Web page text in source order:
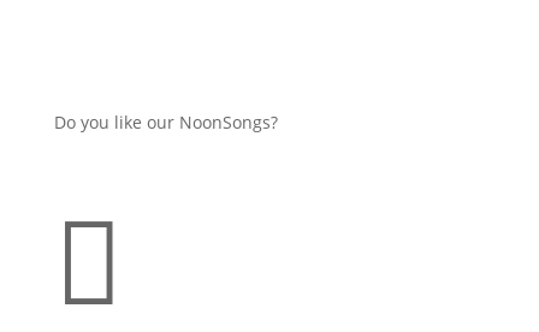
Do you like our NoonSongs?
